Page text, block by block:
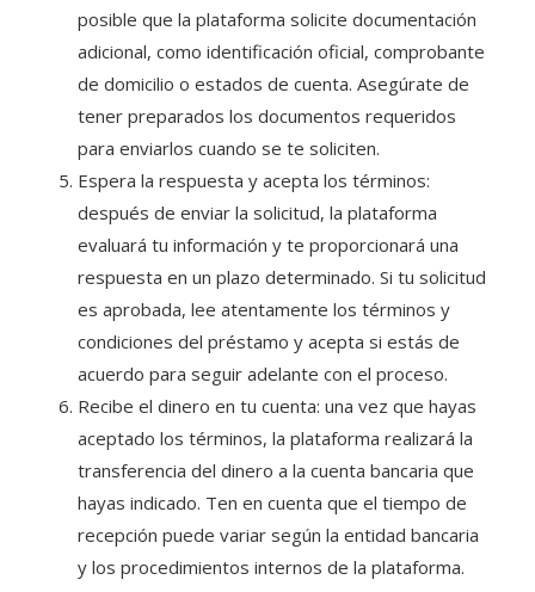
posible que la plataforma solicite documentación
adicional, como identificación oficial, comprobante
de domicilio o estados de cuenta. Asegúrate de
tener preparados los documentos requeridos
para enviarlos cuando se te soliciten.
Espera la respuesta y acepta los términos:
después de enviar la solicitud, la plataforma
evaluará tu información y te proporcionará una
respuesta en un plazo determinado. Si tu solicitud
es aprobada, lee atentamente los términos y
condiciones del préstamo y acepta si estás de
acuerdo para seguir adelante con el proceso.
Recibe el dinero en tu cuenta: una vez que hayas
aceptado los términos, la plataforma realizará la
transferencia del dinero a la cuenta bancaria que
hayas indicado. Ten en cuenta que el tiempo de
recepción puede variar según la entidad bancaria
y los procedimientos internos de la plataforma.